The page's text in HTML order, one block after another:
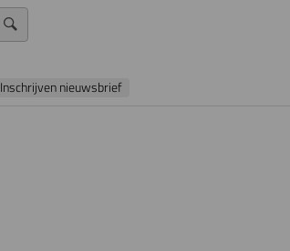
Inschrijven nieuwsbrief